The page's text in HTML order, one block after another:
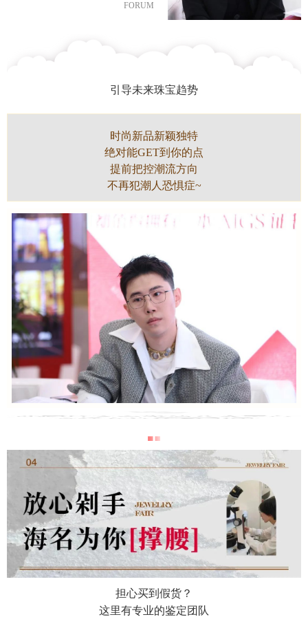
FORUM
引导未来珠宝趋势
时尚新品新颖独特
绝对能GET到你的点
提前把控潮流方向
不再犯潮人恐惧症~
担心买到假货？
这里有专业的鉴定团队